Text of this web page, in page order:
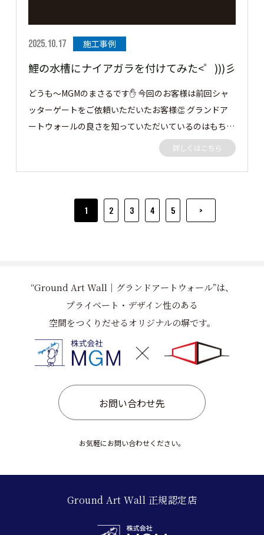
本当に満足しています！！ありがとうございました。
2025.10.17 施工事例
鯉の水槽にナイアガラを付けてみた<゜)))彡
どうも～MGMのまさるです✋ 今回のお客様は前回シャ
ッターゲートをご依頼いただいたお客様👏 グランドア
ートウォールの良さを知っていただいているのはもちろ
んですが、 鯉の水槽にナイアガラの滝付きの水槽にバ
ージョンアップのご依頼 かなりむつかしかったですが
無事完成しました✨ ナイアガラの裏側のポンプも隠すた
施工させていただきました。 グランドアートウォール
ナイアガラの仕上げ ガウカラーG1000 グランドアー
詳しくはこちら
1 2 3 4 5 >
“Ground Art Wall｜グランドアートウォール”は、
プライベート・デザイン性のある
空間をつくりだせるオリジナルの塀です。
お問い合わせ先
お気軽にお問い合わせください。
Ground Art Wall 正規認定店